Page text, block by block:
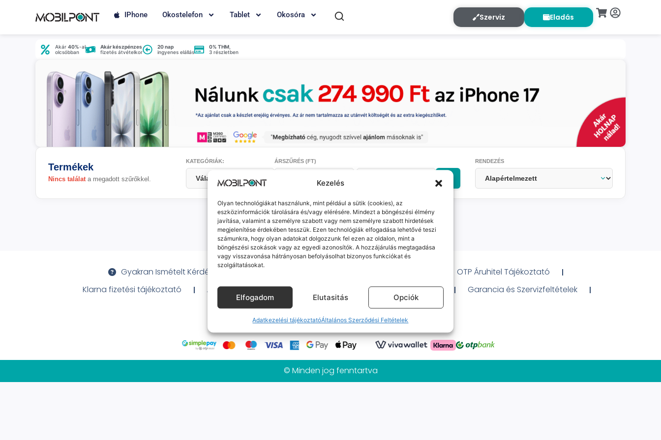
Kezelés
Olyan technológiákat használunk, mint például a sütik (cookies), az
eszközinformációk tárolására és/vagy elérésére. Mindezt a böngészési élmény
javítása, valamint a személyre szabott vagy nem személyre szabott hirdetések
megjelenítése érdekében tesszük. Ezen technológiák elfogadása lehetővé teszi
számunkra, hogy olyan adatokat dolgozzunk fel ezen az oldalon, mint a
böngészési szokások vagy az egyedi azonosítók. A hozzájárulás megtagadása
vagy visszavonása hátrányosan befolyásolhat bizonyos funkciókat és
szolgáltatásokat.
Elfogadom Elutasitás Opciók
Adatkezelési tájékoztatóÁltalános Szerződési Feltételek
IPhone Okostelefon Tablet Okosóra Szerviz Eladás
Akár 40%-al
olcsóbban
Akár készpénzes
fizetés átvételkor
20 nap
ingyenes elállás
0% THM
3 részletben
Termékek
Nincs találat a megadott szűrőkkel.
KATEGÓRIÁK: ÁRSZŰRÉS (FT) RENDEZÉS
Jelenleg nincs ilyen termékünk :(
Gyakran Ismételt Kérdések
OTP Áruhitel Tájékoztató
Klarna fizetési tájékoztató
Általános Szerződési Feltételek Adatkezelési tájékoztató
Garancia és Szervizfeltételek
Mobilpont Vélemények
Kapcsolat
© Minden jog fenntartva